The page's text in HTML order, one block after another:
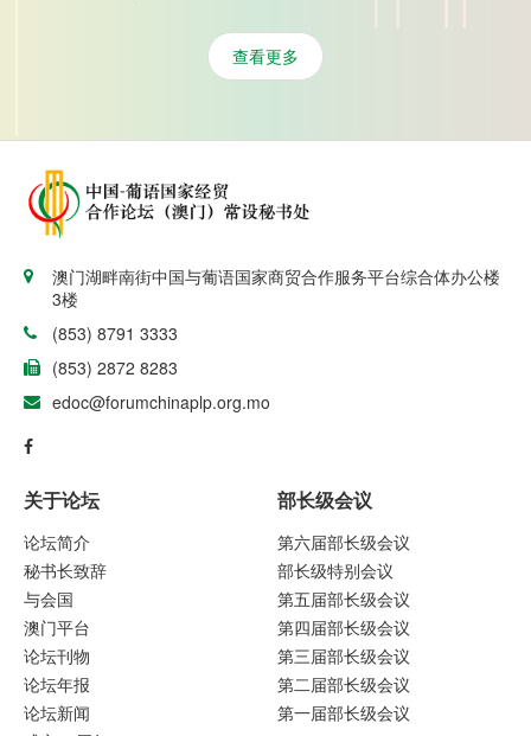
查看更多
澳门湖畔南街中国与葡语国家商贸合作服务平台综合体办公楼
3楼
(853) 8791 3333
(853) 2872 8283
edoc@forumchinaplp.org.mo
关于论坛
论坛简介
秘书长致辞
与会国
澳门平台
论坛刊物
论坛年报
论坛新闻
部长级会议
第六届部长级会议
部长级特别会议
第五届部长级会议
第四届部长级会议
第三届部长级会议
第二届部长级会议
第一届部长级会议